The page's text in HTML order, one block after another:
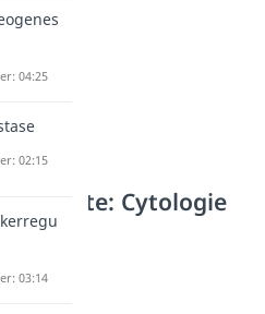
Inhalte: Cytologie
04:25
02:15
03:14